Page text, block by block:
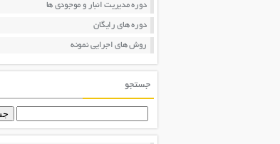
دوره مدیریت انبار و موجودی ها
دوره های رایگان
روش های اجرایی نمونه
جستجو
جستجو